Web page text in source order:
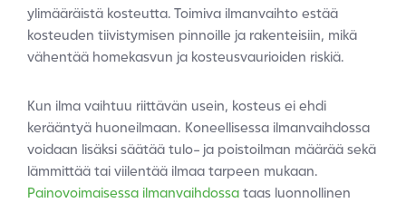
ylimääräistä kosteutta. Toimiva ilmanvaihto estää
kosteuden tiivistymisen pinnoille ja rakenteisiin, mikä
vähentää homekasvun ja kosteusvaurioiden riskiä.
Kun ilma vaihtuu riittävän usein, kosteus ei ehdi
kerääntyä huoneilmaan. Koneellisessa ilmanvaihdossa
voidaan lisäksi säätää tulo- ja poistoilman määrää sekä
lämmittää tai viilentää ilmaa tarpeen mukaan.
Painovoimaisessa ilmanvaihdossa taas luonnollinen